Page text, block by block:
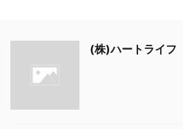
(株)ハートライフ